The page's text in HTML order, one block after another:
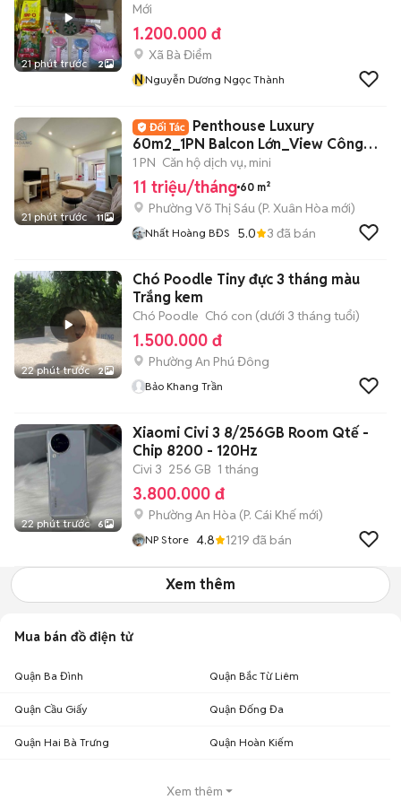
21 phút trước 2
Mới
1.200.000 đ
Xã Bà Điểm
NNguyễn Dương Ngọc Thành
21 phút trước 11
Penthouse Luxury
60m2_1PN Balcon Lớn_View Công
Viên Ngay Võ Thị Sáu
1 PN Căn hộ dịch vụ, mini
11 triệu/tháng 60 m²
Phường Võ Thị Sáu (P. Xuân Hòa mới)
Nhất Hoàng BĐS 5.0 3 đã bán
22 phút trước 2
Chó Poodle Tiny đực 3 tháng màu
Trắng kem
Chó Poodle Chó con (dưới 3 tháng tuổi)
1.500.000 đ
Phường An Phú Đông
Bảo Khang Trần
22 phút trước 6
Xiaomi Civi 3 8/256GB Room Qtế -
Chip 8200 - 120Hz
Civi 3 256 GB 1 tháng
3.800.000 đ
Phường An Hòa (P. Cái Khế mới)
NP Store 4.8 1219 đã bán
Xem thêm
Mua bán đồ điện tử
Quận Ba Đình Quận Bắc Từ Liêm
Quận Cầu Giấy Quận Đống Đa
Quận Hai Bà Trưng Quận Hoàn Kiếm
Xem thêm